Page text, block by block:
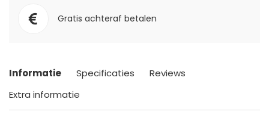
Gratis achteraf betalen
Informatie Specificaties
Reviews
Extra informatie